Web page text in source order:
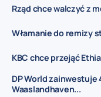
Rząd chce walczyć z
Włamanie do remizy
KBC chce przejąć
DP World
Waaslandhaven...